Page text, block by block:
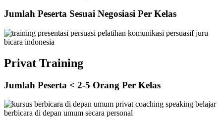
Jumlah Peserta Sesuai Negosiasi Per Kelas
Privat Training
Jumlah Peserta < 2-5 Orang Per Kelas